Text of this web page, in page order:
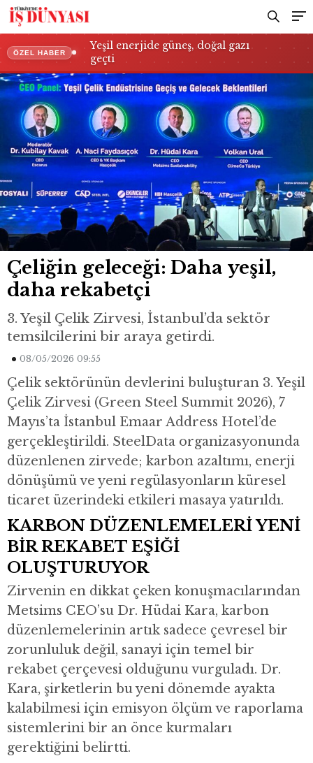
ÖZEL HABER
Yeşil enerjide güneş, doğal gazı
geçti
Çeliğin geleceği: Daha yeşil,
daha rekabetçi
3. Yeşil Çelik Zirvesi, İstanbul’da sektör
temsilcilerini bir araya getirdi.
08/05/2026 09:55
Çelik sektörünün devlerini buluşturan 3. Yeşil
Çelik Zirvesi (Green Steel Summit 2026), 7
Mayıs’ta İstanbul Emaar Address Hotel’de
gerçekleştirildi. SteelData organizasyonunda
düzenlenen zirvede; karbon azaltımı, enerji
dönüşümü ve yeni regülasyonların küresel
ticaret üzerindeki etkileri masaya yatırıldı.
KARBON DÜZENLEMELERİ YENİ
BİR REKABET EŞİĞİ
OLUŞTURUYOR
Zirvenin en dikkat çeken konuşmacılarından
Metsims CEO’su Dr. Hüdai Kara, karbon
düzenlemelerinin artık sadece çevresel bir
zorunluluk değil, sanayi için temel bir
rekabet çerçevesi olduğunu vurguladı. Dr.
Kara, şirketlerin bu yeni dönemde ayakta
kalabilmesi için emisyon ölçüm ve raporlama
sistemlerini bir an önce kurmaları
gerektiğini belirtti.